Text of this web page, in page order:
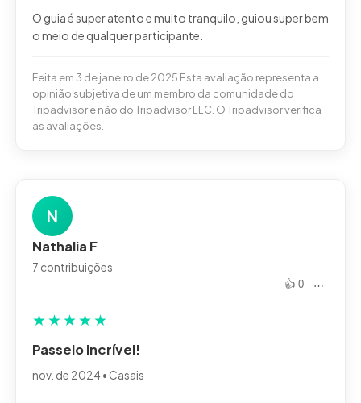
O guia é super atento e muito tranquilo, guiou super bem
Feita em 3 de janeiro de 2025 Esta avaliação representa a
opinião subjetiva de um membro da comunidade do
Tripadvisor e não do Tripadvisor LLC. O Tripadvisor verifica
as avaliações.
N
Nathalia F
7 contribuições
👍 0 ⋯
★★★★★
Passeio Incrível!
nov. de 2024 • Casais